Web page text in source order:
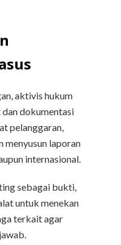
aktivis hukum
dokumentasi
pelanggaran,
menyusun laporan
internasional.
sebagai bukti,
untuk menekan
terkait agar